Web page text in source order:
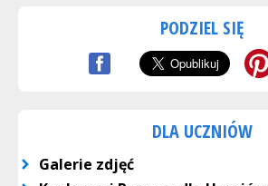
PODZIEL SIĘ
DLA UCZNIÓW
Galerie zdjęć